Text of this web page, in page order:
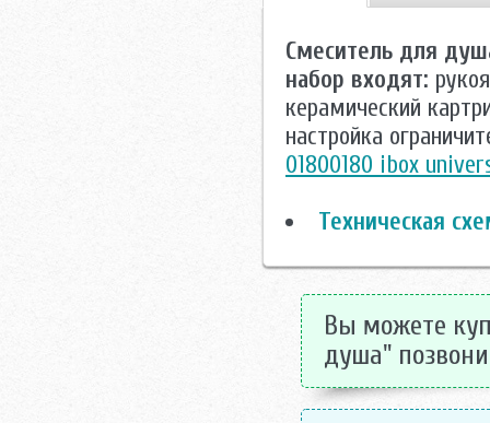
Смеситель для
набор входят:
керамический
настройка
01800180 ibox
Техническая
Вы можете
душа"